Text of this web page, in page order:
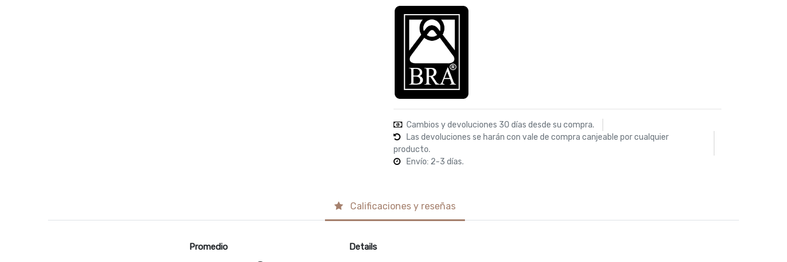
Cambios y devoluciones 30 días desde su compra.
Las devoluciones se harán con vale de compra canjeable por cualquier
producto.
Envío: 2-3 días.
Calificaciones y reseñas
Promedio Details